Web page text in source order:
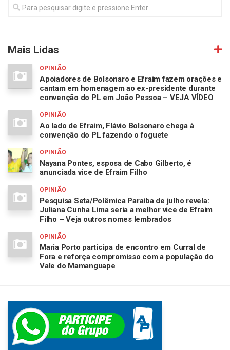
Mais Lidas
OPINIÃO
Apoiadores de Bolsonaro e Efraim fazem orações e
cantam em homenagem ao ex-presidente durante
convenção do PL em João Pessoa – VEJA VÍDEO
OPINIÃO
Ao lado de Efraim, Flávio Bolsonaro chega à
convenção do PL fazendo o foguete
OPINIÃO
Nayana Pontes, esposa de Cabo Gilberto, é
anunciada vice de Efraim Filho
OPINIÃO
Pesquisa Seta/Polêmica Paraíba de julho revela:
Juliana Cunha Lima seria a melhor vice de Efraim
Filho – Veja outros nomes lembrados
OPINIÃO
Maria Porto participa de encontro em Curral de
Fora e reforça compromisso com a população do
Vale do Mamanguape